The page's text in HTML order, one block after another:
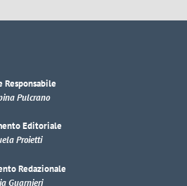
Pulcrano
Editoriale
Proietti
Redazionale
Guarnieri